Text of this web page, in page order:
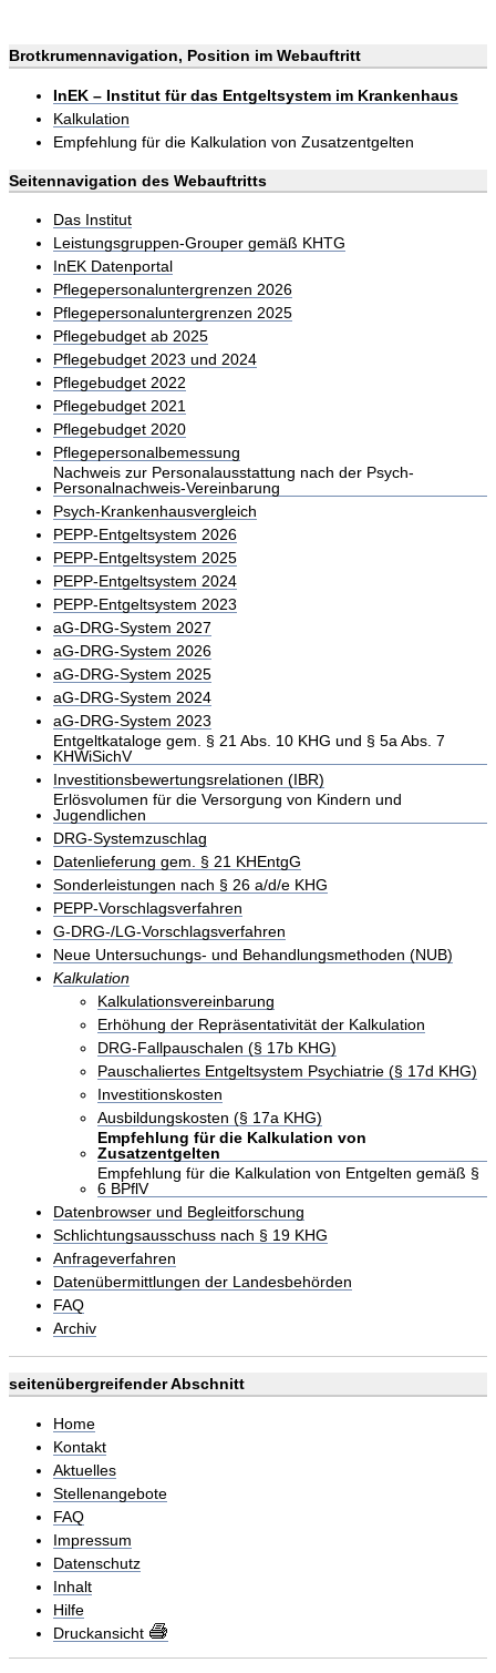
Brotkrumennavigation, Position im Webauftritt
InEK – Institut für das Entgeltsystem im Krankenhaus
Kalkulation
Empfehlung für die Kalkulation von Zusatzentgelten
Seitennavigation des Webauftritts
Das Institut
Leistungsgruppen-Grouper gemäß KHTG
InEK Datenportal
Pflegepersonaluntergrenzen 2026
Pflegepersonaluntergrenzen 2025
Pflegebudget ab 2025
Pflegebudget 2023 und 2024
Pflegebudget 2022
Pflegebudget 2021
Pflegebudget 2020
Pflegepersonalbemessung
Nachweis zur Personalausstattung nach der Psych-
Personalnachweis-Vereinbarung
Psych-Krankenhausvergleich
PEPP-Entgeltsystem 2026
PEPP-Entgeltsystem 2025
PEPP-Entgeltsystem 2024
PEPP-Entgeltsystem 2023
aG-DRG-System 2027
aG-DRG-System 2026
aG-DRG-System 2025
aG-DRG-System 2024
aG-DRG-System 2023
Entgeltkataloge gem. § 21 Abs. 10 KHG und § 5a Abs. 7
KHWiSichV
Investitionsbewertungsrelationen (IBR)
Erlösvolumen für die Versorgung von Kindern und
Jugendlichen
DRG-Systemzuschlag
Datenlieferung gem. § 21 KHEntgG
Sonderleistungen nach § 26 a/d/e KHG
PEPP-Vorschlagsverfahren
G-DRG-/LG-Vorschlagsverfahren
Neue Untersuchungs- und Behandlungsmethoden (NUB)
Kalkulation
Kalkulationsvereinbarung
Erhöhung der Repräsentativität der Kalkulation
DRG-Fallpauschalen (§ 17b KHG)
Pauschaliertes Entgeltsystem Psychiatrie (§ 17d KHG)
Investitionskosten
Ausbildungskosten (§ 17a KHG)
Empfehlung für die Kalkulation von
Zusatzentgelten
Empfehlung für die Kalkulation von Entgelten gemäß §
6 BPflV
Datenbrowser und Begleitforschung
Schlichtungsausschuss nach § 19 KHG
Anfrageverfahren
Datenübermittlungen der Landesbehörden
FAQ
Archiv
seitenübergreifender Abschnitt
Home
Kontakt
Aktuelles
Stellenangebote
FAQ
Impressum
Datenschutz
Inhalt
Hilfe
Druckansicht